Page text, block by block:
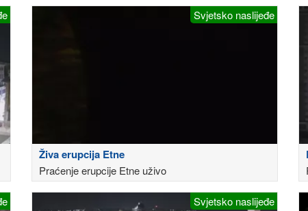
Svjetsko naslijeđe
Živa erupcija Etne
Praćenje erupcije Etne uživo
Svjetsko naslijeđe